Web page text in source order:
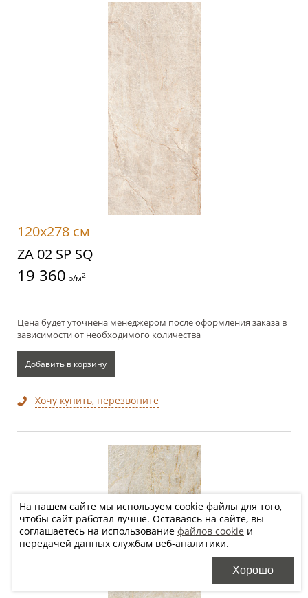
120x278 см
ZA 02 SP SQ
19 360 р/м2
Цена будет уточнена менеджером после оформления заказа в
зависимости от необходимого количества
Добавить в корзину
Хочу купить, перезвоните
На нашем сайте мы используем cookie файлы для того,
чтобы сайт работал лучше. Оставаясь на сайте, вы
соглашаетесь на использование файлов cookie и
передачей данных службам веб-аналитики.
Хорошо